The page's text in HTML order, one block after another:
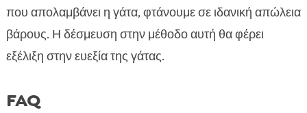
που απολαμβάνει η γάτα, φτάνουμε σε ιδανική απώλεια
βάρους. Η δέσμευση στην μέθοδο αυτή θα φέρει
εξέλιξη στην ευεξία της γάτας.
FAQ